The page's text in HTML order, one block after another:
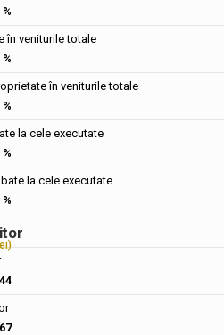
în veniturile totale
în veniturile totale
la cele executate
la cele executate